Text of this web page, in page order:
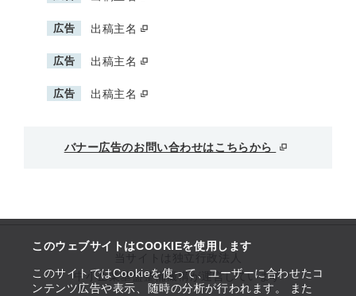
このウェブサイトはCOOKIEを使用します
このサイトではCookieを使って、ユーザーに合わせたコ
ンテンツ広告や表示、随時の分析が行われます。 また
広告 出稿主名
広告 出稿主名
広告 出稿主名
バナー広告のお問い合わせはこちらから
中小企業基盤整備機構が運営しています